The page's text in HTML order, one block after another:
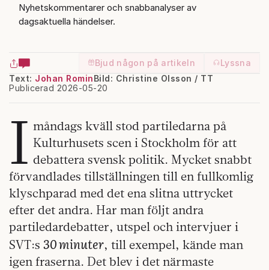
Nyhetskommentarer och snabbanalyser av
dagsaktuella händelser.
Bjud någon på artikeln
Lyssna
Text: Johan Romin
Publicerad 2026-05-20
Bild: Christine Olsson / TT
I måndags kväll stod partiledarna på
Kulturhusets scen i Stockholm för att
debattera svensk politik. Mycket snabbt
förvandlades tillställningen till en fullkomlig
klyschparad med det ena slitna uttrycket
efter det andra. Har man följt andra
partiledardebatter, utspel och intervjuer i
SVT:s 30 minuter, till exempel, kände man
igen fraserna. Det blev i det närmaste